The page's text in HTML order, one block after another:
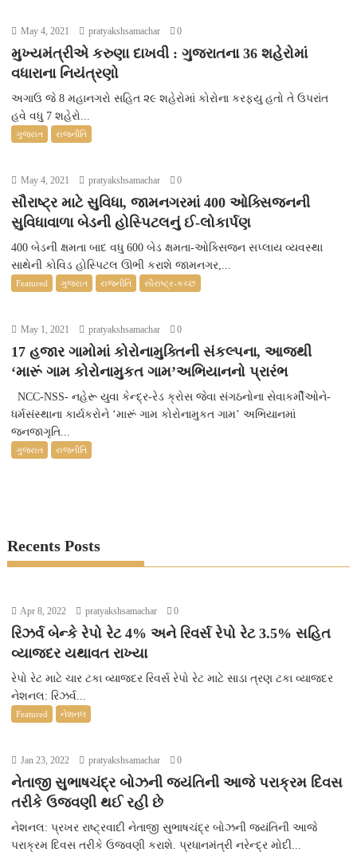
May 4, 2021 pratyakshsamachar 0
મુખ્યમંત્રીએ કરુણા દાખવી : ગુજરાતના 36 શહેરોમાં
વધારાના નિયંત્રણો
અગાઉ જે 8 મહાનગરો સહિત ૨૯ શહેરોમાં કોરોના કરફ્યુ હતો તે ઉપરાંત
હવે વધુ 7 શહેરો...
ગુજરાત રાજનીતિ
May 4, 2021 pratyakshsamachar 0
સૌરાષ્ટ્ર માટે સુવિધા, જામનગરમાં 400 ઓક્સિજનની
સુવિધાવાળા બેડની હોસ્પિટલનું ઈ-લોકાર્પણ
400 બેડની ક્ષમતા બાદ વધુ 600 બેડ ક્ષમતા-ઓક્સિજન સપ્લાય વ્યવસ્થા
સાથેની કોવિડ હોસ્પિટલ ઊભી કરાશે જામનગર,...
Featured ગુજરાત રાજનીતિ સૌરાષ્ટ્ર-કચ્છ
May 1, 2021 pratyakshsamachar 0
17 હજાર ગામોમાં કોરોનામુક્તિની સંકલ્પના, આજથી
‘મારૂં ગામ કોરોનામુકત ગામ’અભિયાનનો પ્રારંભ
NCC-NSS- નહેરૂ યુવા કેન્દ્ર-રેડ ક્રોસ જેવા સંગઠનોના સેવાકર્મીઓને-
ધર્મસંસ્થાના કાર્યકરોને ‘મારૂં ગામ કોરોનામુકત ગામ’ અભિયાનમાં
જનજાગૃતિ...
ગુજરાત રાજનીતિ
Recents Posts
Apr 8, 2022 pratyakshsamachar 0
રિઝર્વ બેન્કે રેપો રેટ 4% અને રિવર્સ રેપો રેટ 3.5% સહિત
વ્યાજદર યથાવત રાખ્યા
રેપો રેટ માટે ચાર ટકા વ્યાજદર રિવર્સ રેપો રેટ માટે સાડા ત્રણ ટકા વ્યાજદર
નેશનલ: રિઝર્વ...
Featured નેશનલ
Jan 23, 2022 pratyakshsamachar 0
નેતાજી સુભાષચંદ્ર બોઝની જયંતિની આજે પરાક્રમ દિવસ
તરીકે ઉજવણી થઈ રહી છે
નેશનલ: પ્રખર રાષ્ટ્રવાદી નેતાજી સુભાષચંદ્ર બોઝની જયંતિની આજે
પરાક્રમ દિવસ તરીકે ઉજવણી કરાશે. પ્રધાનમંત્રી નરેન્દ્ર મોદી...